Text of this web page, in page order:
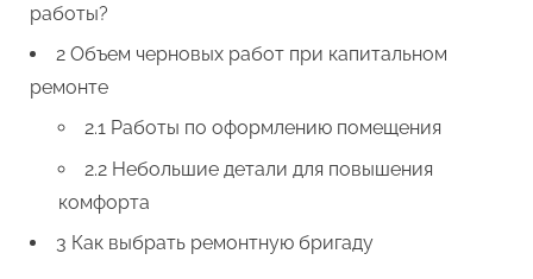
работы?
2 Объем черновых работ при капитальном
ремонте
2.1 Работы по оформлению помещения
2.2 Небольшие детали для повышения
комфорта
3 Как выбрать ремонтную бригаду